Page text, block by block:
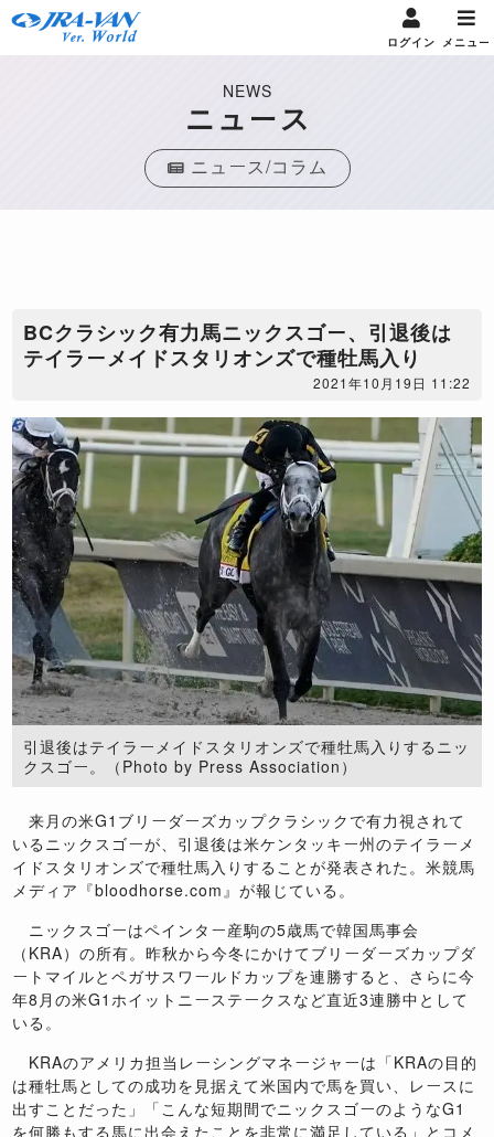
ログイン メニュー
NEWS
ニュース
ニュース/コラム
BCクラシック有力馬ニックスゴー、引退後は
テイラーメイドスタリオンズで種牡馬入り
2021年10月19日 11:22
引退後はテイラーメイドスタリオンズで種牡馬入りするニッ
クスゴー。（Photo by Press Association）
来月の米G1ブリーダーズカップクラシックで有力視されて
いるニックスゴーが、引退後は米ケンタッキー州のテイラーメ
イドスタリオンズで種牡馬入りすることが発表された。米競馬
メディア『bloodhorse.com』が報じている。
ニックスゴーはペインター産駒の5歳馬で韓国馬事会
（KRA）の所有。昨秋から今冬にかけてブリーダーズカップダ
ートマイルとペガサスワールドカップを連勝すると、さらに今
年8月の米G1ホイットニーステークスなど直近3連勝中として
いる。
KRAのアメリカ担当レーシングマネージャーは「KRAの目的
は種牡馬としての成功を見据えて米国内で馬を買い、レースに
出すことだった」「こんな短期間でニックスゴーのようなG1
を何勝もする馬に出会えたことを非常に満足している」とコメ